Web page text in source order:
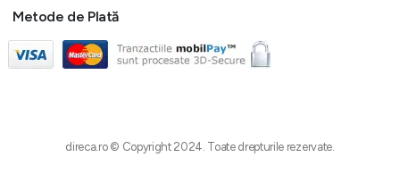
Metode de Plată
direca.ro © Copyright 2024. Toate drepturile rezervate.